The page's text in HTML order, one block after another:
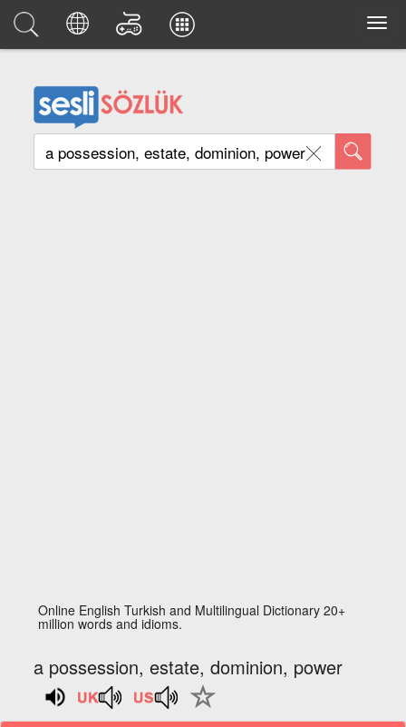
Online English Turkish and Multilingual Dictionary 20+
million words and idioms.
a possession, estate, dominion, power